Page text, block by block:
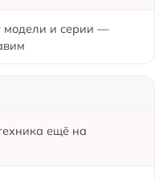
модели и серии —
ещё на